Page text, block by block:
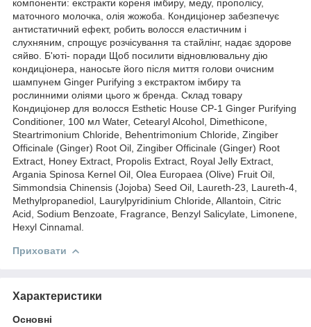
компоненти: екстракти кореня імбиру, меду, прополісу,
маточного молочка, олія жожоба. Кондиціонер забезпечує
антистатичний ефект, робить волосся еластичним і
слухняним, спрощує розчісування та стайлінг, надає здорове
сяйво. Б'юті- поради Щоб посилити відновлювальну дію
кондиціонера, наносьте його після миття голови очисним
шампунем Ginger Purifying з екстрактом імбиру та
рослинними оліями цього ж бренда. Склад товару
Кондиціонер для волосся Esthetic House CP-1 Ginger Purifying
Conditioner, 100 мл Water, Cetearyl Alcohol, Dimethicone,
Steartrimonium Chloride, Behentrimonium Chloride, Zingiber
Officinale (Ginger) Root Oil, Zingiber Officinale (Ginger) Root
Extract, Honey Extract, Propolis Extract, Royal Jelly Extract,
Argania Spinosa Kernel Oil, Olea Europaea (Olive) Fruit Oil,
Simmondsia Chinensis (Jojoba) Seed Oil, Laureth-23, Laureth-4,
Methylpropanediol, Laurylpyridinium Chloride, Allantoin, Citric
Acid, Sodium Benzoate, Fragrance, Benzyl Salicylate, Limonene,
Hexyl Cinnamal.
Приховати
Характеристики
Основні